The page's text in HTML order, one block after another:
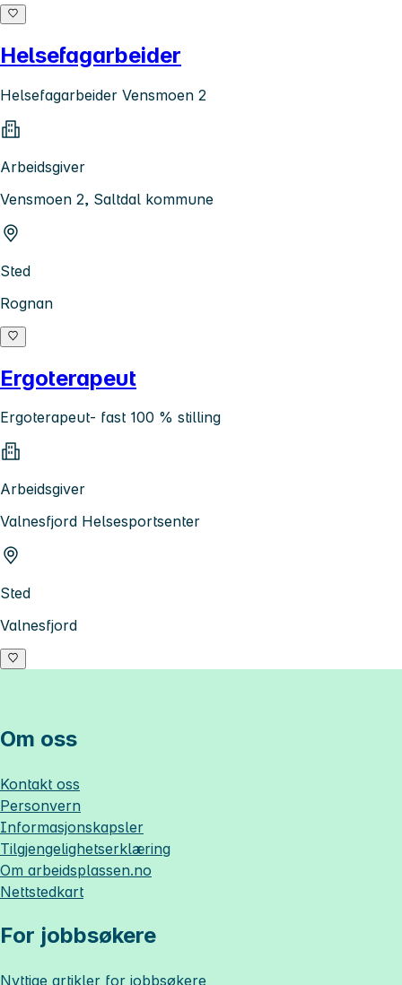
Helsefagarbeider
Helsefagarbeider Vensmoen 2
Arbeidsgiver
Vensmoen 2, Saltdal kommune
Sted
Rognan
Ergoterapeut
Ergoterapeut- fast 100 % stilling
Arbeidsgiver
Valnesfjord Helsesportsenter
Sted
Valnesfjord
Om oss
Kontakt oss
Personvern
Informasjonskapsler
Tilgjengelighetserklæring
Om arbeidsplassen.no
Nettstedkart
For jobbsøkere
Nyttige artikler for jobbsøkere